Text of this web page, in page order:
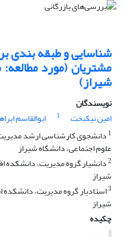
شناسایی و طبقه بندی
مشتریان (مورد
شیراز)
نویسندگان
امین نیکبخت
1 ابوالقاسم
1دانشجوی کارشناسی ارشد
علوم اجتماعی، دانشگاه شیراز
2دانشیار گروه مدیریت، دانشکده
شیراز
3استادیار گروه مدیریت،
شیراز
چکیده